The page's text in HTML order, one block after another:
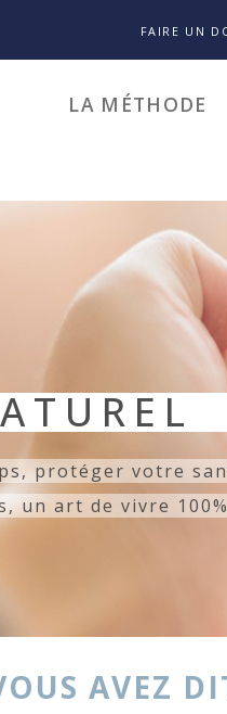
FAIRE UN
LA MÉTHODE
ET
connaître son
qui nous
une indispensable
AVEZ